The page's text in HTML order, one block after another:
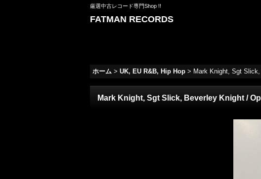
厳選中古レコード専門Shop !!
FATMAN RECORDS
ホーム > UK, EU R&B, Hip Hop > Mark Knight, Sgt
Mark Knight, Sgt Slick, Beverley Knight /